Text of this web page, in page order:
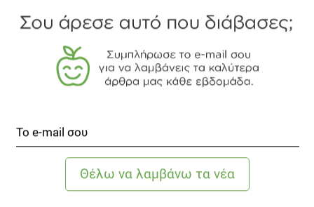
Δείτε το διαιτολογικό γραφείο
ΤΑΞΙΔΙ
ΚΟΥΖΙΝΑ